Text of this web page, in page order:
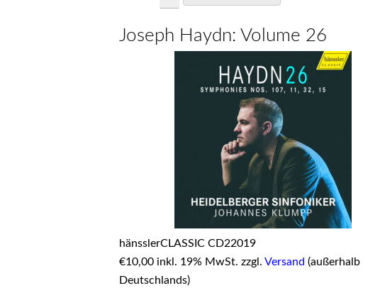
Joseph Haydn: Volume 26
hänsslerCLASSIC CD22019
€10,00 inkl. 19% MwSt. zzgl. Versand (außerhalb
Deutschlands)